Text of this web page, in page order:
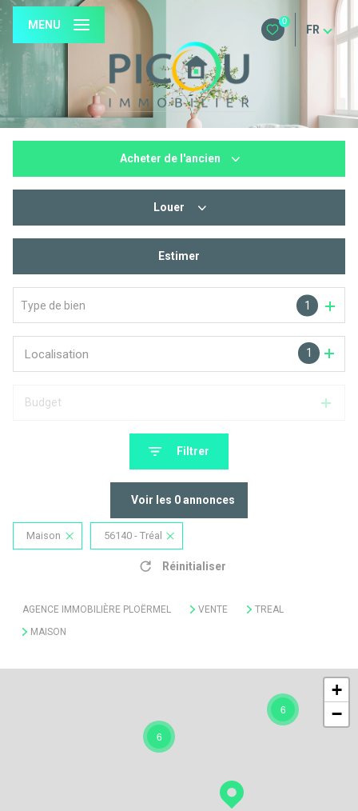
0
FR
MENU
Acheter de l'ancien
De l'immo pro
Louer
Estimer
Type de bien 1
1
Localisation
Budget
Filtrer
Voir les 0annonces
Maison 56140 - Tréal
Réinitialiser
AGENCE IMMOBILIÈRE PLOËRMEL VENTE
TREAL
MAISON
6
6
+
−